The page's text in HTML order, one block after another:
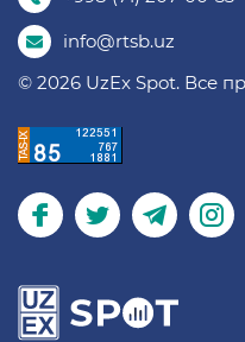
info@rtsb.uz
© 2026 UzEx Spot. Все